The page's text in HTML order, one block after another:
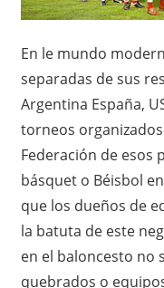
En le mundo
separadas de sus
Argentina España,
torneos
Federación de esos
básquet o Béisbol
que los dueños de
la batuta de este
en el baloncesto no
quebrados o